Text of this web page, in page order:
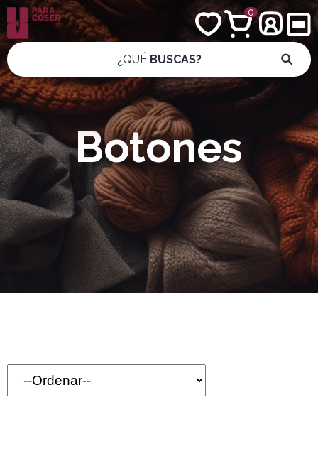
¿QUÉ BUSCAS?
0
Botones